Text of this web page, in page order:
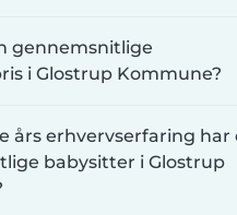
gennemsnitlige
i Glostrup Kommune?
års erhvervserfaring har
babysitter i Glostrup